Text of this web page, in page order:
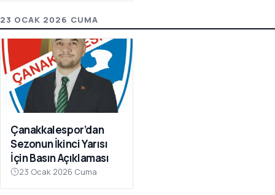
23 OCAK 2026 CUMA
Çanakkalespor’dan
Sezonun İkinci Yarısı
İçin Basın Açıklaması
23 Ocak 2026 Cuma